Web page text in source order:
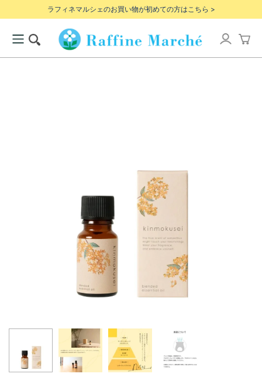
ラフィネマルシェのお買い物が初めての方はこちら >